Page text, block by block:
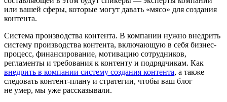
или вашей сферы, которые могут давать «мясо» для создания
контента.
Система производства контента. В компании нужно внедрить
систему производства контента, включающую в себя бизнес-
процесс, финансирование, мотивацию сотрудников,
регламенты и требования к контенту и подрядчикам. Как
внедрить в компании систему создания контента, а также
следовать контент-плану и стратегии, чтобы ваш блог
не умер, мы уже рассказывали.